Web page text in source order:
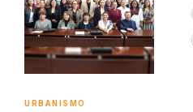
URBANISMO